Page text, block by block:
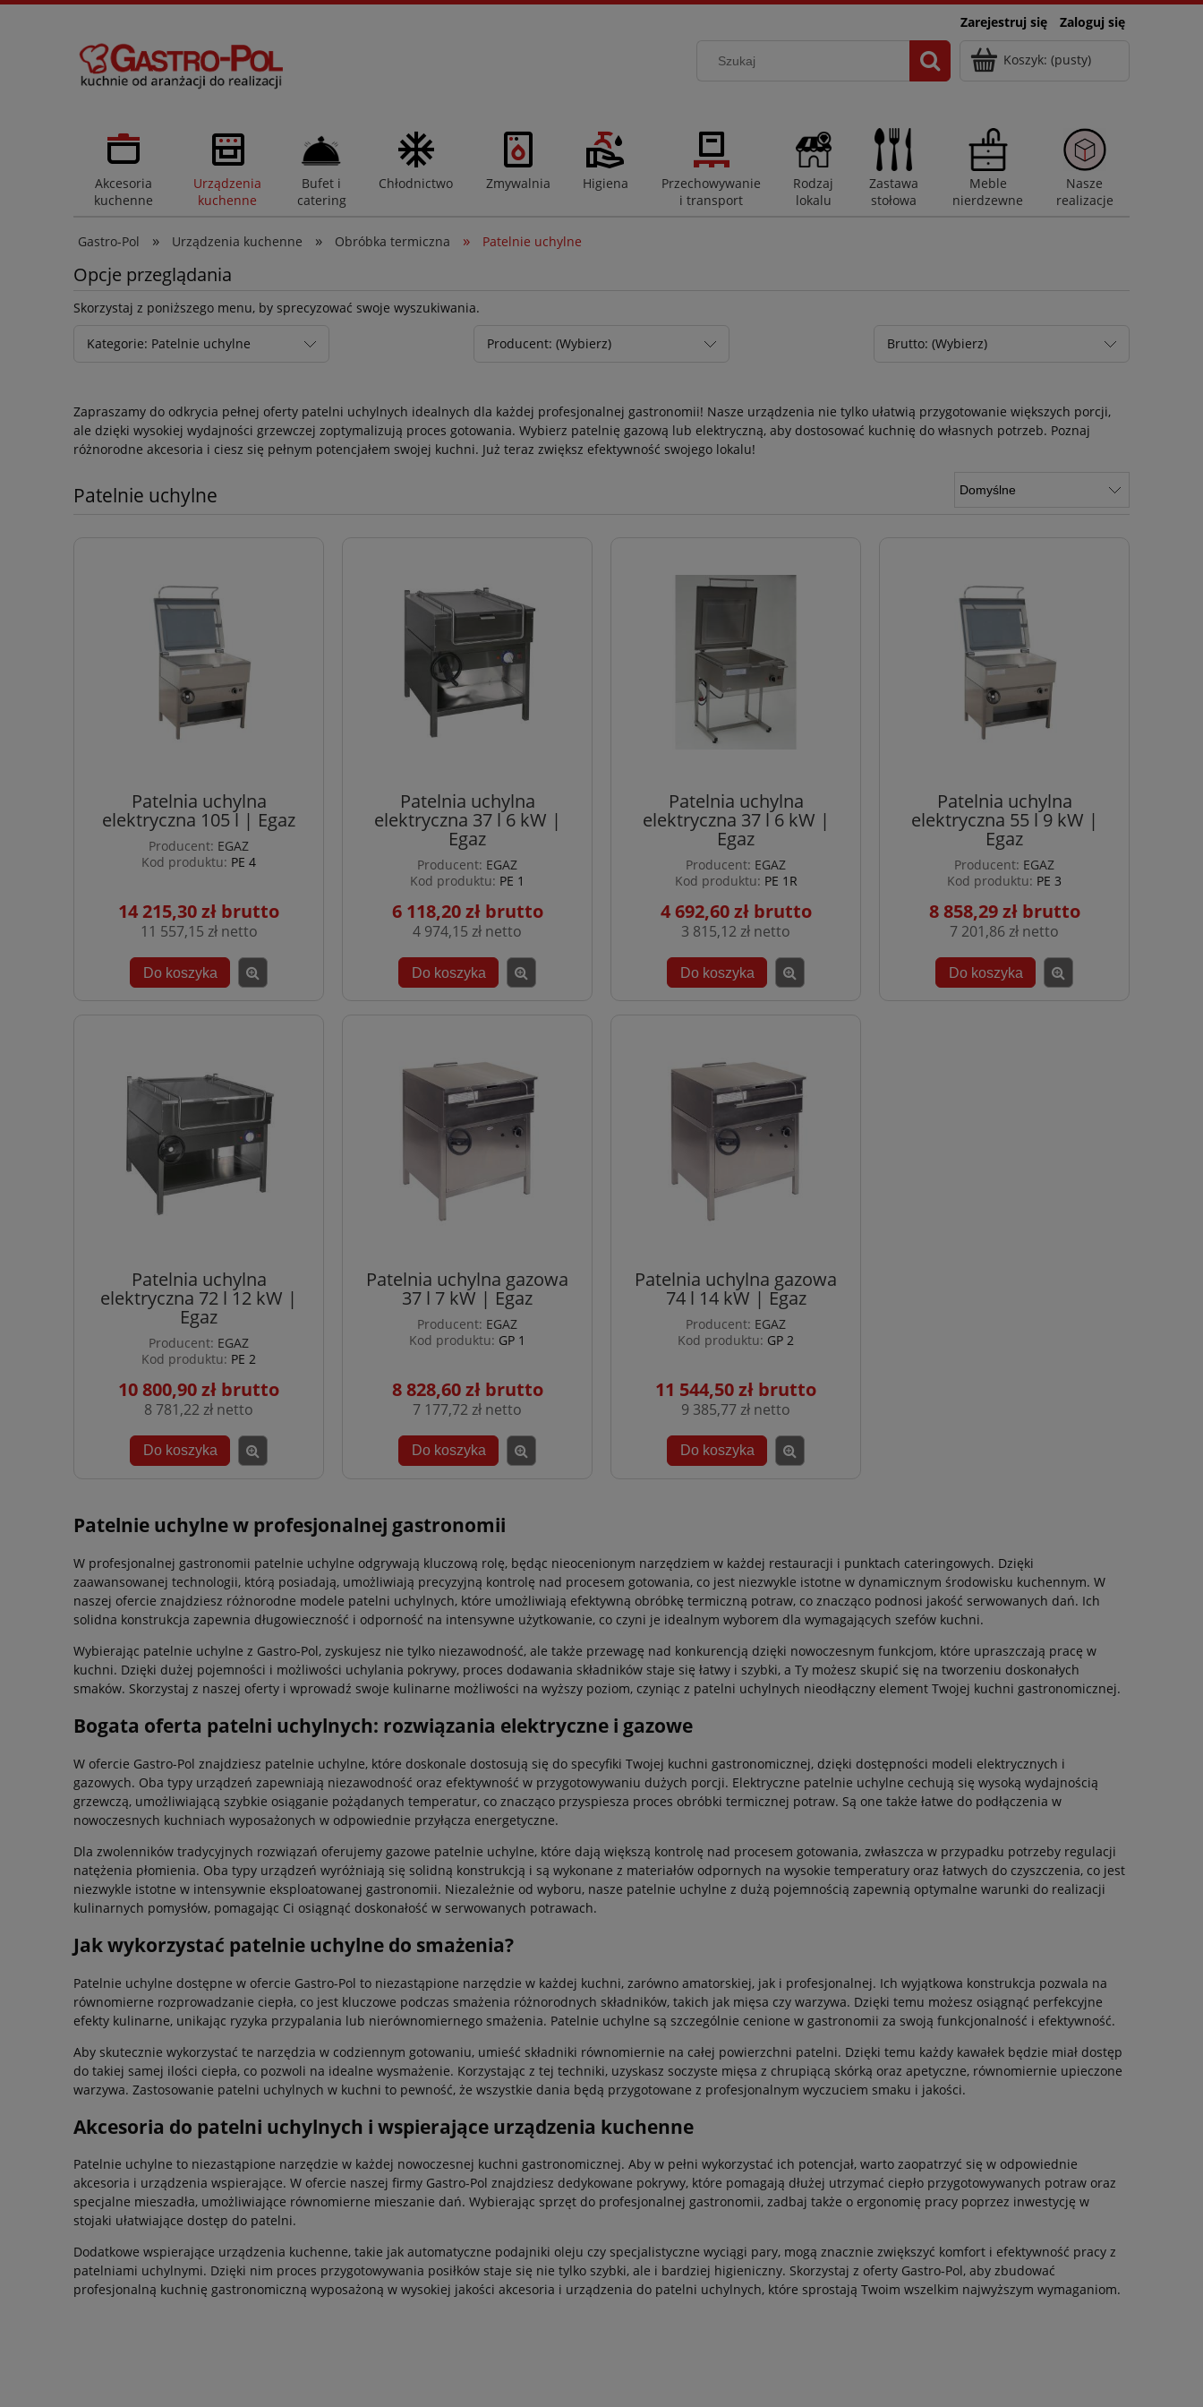
Zarejestruj się Zaloguj się
Koszyk: (pusty)
Akcesoria
kuchenne
Urządzenia
kuchenne
Bufet i
catering
Chłodnictwo Zmywalnia Higiena
Przechowywanie
i transport
Rodzaj
lokalu
Zastawa
stołowa
Meble
nierdzewne
Nasze
realizacje
Gastro-Pol » Urządzenia kuchenne » Obróbka termiczna » Patelnie uchylne
Opcje przeglądania
Skorzystaj z poniższego menu, by sprecyzować swoje wyszukiwania.
Kategorie: Patelnie uchylne Producent: (Wybierz) Brutto: (Wybierz)
Zapraszamy do odkrycia pełnej oferty patelni uchylnych idealnych dla każdej profesjonalnej gastronomii! Nasze urządzenia nie tylko ułatwią przygotowanie większych porcji,
ale dzięki wysokiej wydajności grzewczej zoptymalizują proces gotowania. Wybierz patelnię gazową lub elektryczną, aby dostosować kuchnię do własnych potrzeb. Poznaj
różnorodne akcesoria i ciesz się pełnym potencjałem swojej kuchni. Już teraz zwiększ efektywność swojego lokalu!
Patelnie uchylne
Patelnia uchylna
elektryczna 105 l | Egaz
Producent: EGAZ
Kod produktu: PE 4
14 215,30 zł
11 557,15 zł
Do koszyka
Patelnia uchylna
elektryczna 37 l 6 kW |
Egaz
Producent: EGAZ
Kod produktu: PE 1
6 118,20 zł
4 974,15 zł
Do koszyka
Patelnia uchylna
elektryczna 37 l 6 kW |
Egaz
Producent: EGAZ
Kod produktu: PE 1R
4 692,60 zł
3 815,12 zł
Do koszyka
Patelnia uchylna
elektryczna 55 l 9 kW |
Egaz
Producent: EGAZ
Kod produktu: PE 3
8 858,29 zł
7 201,86 zł
Do koszyka
Patelnia uchylna
elektryczna 72 l 12 kW |
Egaz
Producent: EGAZ
Kod produktu: PE 2
10 800,90 zł
8 781,22 zł
Do koszyka
Patelnia uchylna gazowa
37 l 7 kW | Egaz
Producent: EGAZ
Kod produktu: GP 1
8 828,60 zł
7 177,72 zł
Do koszyka
Patelnia uchylna gazowa
74 l 14 kW | Egaz
Producent: EGAZ
Kod produktu: GP 2
11 544,50 zł
9 385,77 zł
Do koszyka
Patelnie uchylne w profesjonalnej gastronomii
W profesjonalnej gastronomii patelnie uchylne odgrywają kluczową rolę, będąc nieocenionym narzędziem w każdej restauracji i punktach cateringowych. Dzięki
zaawansowanej technologii, którą posiadają, umożliwiają precyzyjną kontrolę nad procesem gotowania, co jest niezwykle istotne w dynamicznym środowisku kuchennym. W
naszej ofercie znajdziesz różnorodne modele patelni uchylnych, które umożliwiają efektywną obróbkę termiczną potraw, co znacząco podnosi jakość serwowanych dań. Ich
solidna konstrukcja zapewnia długowieczność i odporność na intensywne użytkowanie, co czyni je idealnym wyborem dla wymagających szefów kuchni.
Wybierając patelnie uchylne z Gastro-Pol, zyskujesz nie tylko niezawodność, ale także przewagę nad konkurencją dzięki nowoczesnym funkcjom, które upraszczają pracę w
kuchni. Dzięki dużej pojemności i możliwości uchylania pokrywy, proces dodawania składników staje się łatwy i szybki, a Ty możesz skupić się na tworzeniu doskonałych
smaków. Skorzystaj z naszej oferty i wprowadź swoje kulinarne możliwości na wyższy poziom, czyniąc z patelni uchylnych nieodłączny element Twojej kuchni gastronomicznej.
Bogata oferta patelni uchylnych: rozwiązania elektryczne i gazowe
W ofercie Gastro-Pol znajdziesz patelnie uchylne, które doskonale dostosują się do specyfiki Twojej kuchni gastronomicznej, dzięki dostępności modeli elektrycznych i
gazowych. Oba typy urządzeń zapewniają niezawodność oraz efektywność w przygotowywaniu dużych porcji. Elektryczne patelnie uchylne cechują się wysoką wydajnością
grzewczą, umożliwiającą szybkie osiąganie pożądanych temperatur, co znacząco przyspiesza proces obróbki termicznej potraw. Są one także łatwe do podłączenia w
nowoczesnych kuchniach wyposażonych w odpowiednie przyłącza energetyczne.
Dla zwolenników tradycyjnych rozwiązań oferujemy gazowe patelnie uchylne, które dają większą kontrolę nad procesem gotowania, zwłaszcza w przypadku potrzeby regulacji
natężenia płomienia. Oba typy urządzeń wyróżniają się solidną konstrukcją i są wykonane z materiałów odpornych na wysokie temperatury oraz łatwych do czyszczenia, co jest
niezwykle istotne w intensywnie eksploatowanej gastronomii. Niezależnie od wyboru, nasze patelnie uchylne z dużą pojemnością zapewnią optymalne warunki do realizacji
kulinarnych pomysłów, pomagając Ci osiągnąć doskonałość w serwowanych potrawach.
Jak wykorzystać patelnie uchylne do smażenia?
Patelnie uchylne dostępne w ofercie Gastro-Pol to niezastąpione narzędzie w każdej kuchni, zarówno amatorskiej, jak i profesjonalnej. Ich wyjątkowa konstrukcja pozwala na
równomierne rozprowadzanie ciepła, co jest kluczowe podczas smażenia różnorodnych składników, takich jak mięsa czy warzywa. Dzięki temu możesz osiągnąć perfekcyjne
efekty kulinarne, unikając ryzyka przypalania lub nierównomiernego smażenia. Patelnie uchylne są szczególnie cenione w gastronomii za swoją funkcjonalność i efektywność.
Aby skutecznie wykorzystać te narzędzia w codziennym gotowaniu, umieść składniki równomiernie na całej powierzchni patelni. Dzięki temu każdy kawałek będzie miał dostęp
do takiej samej ilości ciepła, co pozwoli na idealne wysmażenie. Korzystając z tej techniki, uzyskasz soczyste mięsa z chrupiącą skórką oraz apetyczne, równomiernie upieczone
warzywa. Zastosowanie patelni uchylnych w kuchni to pewność, że wszystkie dania będą przygotowane z profesjonalnym wyczuciem smaku i jakości.
Akcesoria do patelni uchylnych i wspierające urządzenia kuchenne
Patelnie uchylne to niezastąpione narzędzie w każdej nowoczesnej kuchni gastronomicznej. Aby w pełni wykorzystać ich potencjał, warto zaopatrzyć się w odpowiednie
akcesoria i urządzenia wspierające. W ofercie naszej firmy Gastro-Pol znajdziesz dedykowane pokrywy, które pomagają dłużej utrzymać ciepło przygotowywanych potraw oraz
specjalne mieszadła, umożliwiające równomierne mieszanie dań. Wybierając sprzęt do profesjonalnej gastronomii, zadbaj także o ergonomię pracy poprzez inwestycję w
stojaki ułatwiające dostęp do patelni.
Dodatkowe wspierające urządzenia kuchenne, takie jak automatyczne podajniki oleju czy specjalistyczne wyciągi pary, mogą znacznie zwiększyć komfort i efektywność pracy z
patelniami uchylnymi. Dzięki nim proces przygotowywania posiłków staje się nie tylko szybki, ale i bardziej higieniczny. Skorzystaj z oferty Gastro-Pol, aby zbudować
profesjonalną kuchnię gastronomiczną wyposażoną w wysokiej jakości akcesoria i urządzenia do patelni uchylnych, które sprostają Twoim wszelkim najwyższym wymaganiom.